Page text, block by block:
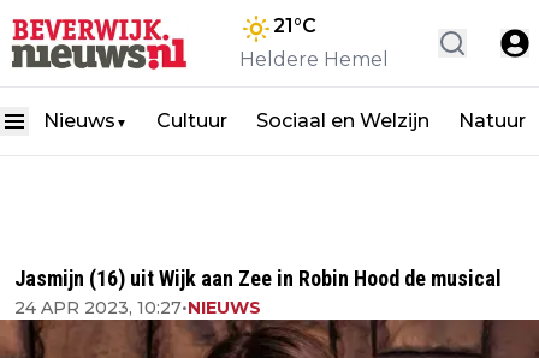
21°C
Heldere Hemel
Nieuws ▼ Cultuur Sociaal en Welzijn Natuur
Jasmijn (16) uit Wijk aan Zee in Robin Hood de musical
24 APR 2023, 10:27•NIEUWS